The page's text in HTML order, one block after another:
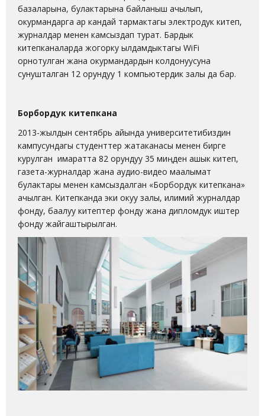
базаларына, булактарына байланыш ачылып,
окурмандарга ар кандай тармактагы электродук китеп,
журналдар менен камсыздап турат. Бардык
китепканаларда жогорку ылдамдыктагы WiFi
орнотулган жана окурмандардын колдонуусуна
сунушталган 12 орундуу 1 компьютердик залы да бар.
Борбордук китепкана
2013-жылдын сентябрь айында университетибиздин
кампусундагы студенттер жатаканасы менен бирге
курулган имаратта 82 орундуу 35 миңден ашык китеп,
газета-журналдар жана аудио-видео маалымат
булактары менен камсыздалган «Борбордук китепкана»
ачылган. Китепканда эки окуу залы, илимий журналдар
фонду, баалуу китептер фонду жана дипломдук иштер
фонду жайгаштырылган.